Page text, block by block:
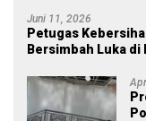
Juni 11, 2026
Petugas
Bersimbah Luka di